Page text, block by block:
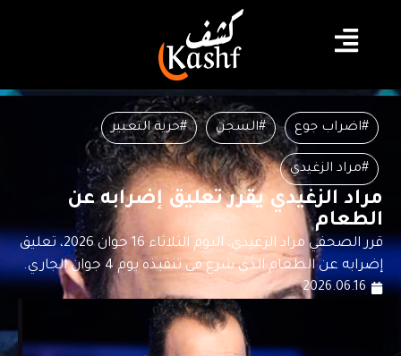
#اضراب جوع #السجن #حرية التعبير
#مراد الزغيدي
مراد الزغيدي يقرر تعليق إضرابه عن
الطعام
قرر الصحفي مراد الزغيدي، اليوم الثلاثاء 16 جوان 2026، تعليق
إضرابه عن الطعام الذي شرع في تنفيذه يوم 4 جوان الجاري.
2026.06.16